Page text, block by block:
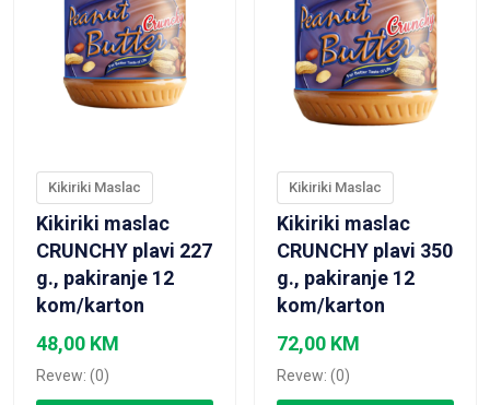
Kikiriki Maslac
Kikiriki maslac
CRUNCHY plavi 227
g., pakiranje 12
kom/karton
48,00 KM
Revew: (0)
Kikiriki Maslac
Kikiriki maslac
CRUNCHY plavi 350
g., pakiranje 12
kom/karton
72,00 KM
Revew: (0)